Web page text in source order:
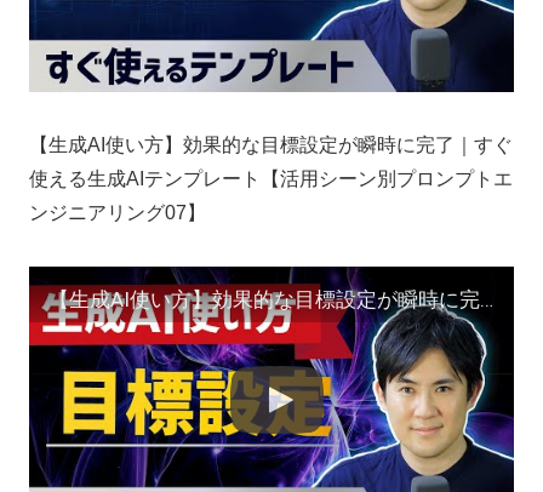
【生成AI使い方】効果的な目標設定が瞬時に完了｜すぐ
使える生成AIテンプレート【活用シーン別プロンプトエ
ンジニアリング07】
【生成AI使い方】効果的な目標設定が瞬時に完了｜すぐ使える生成AIテンプレート【活用シーン別プロンプトエンジニアリング07】